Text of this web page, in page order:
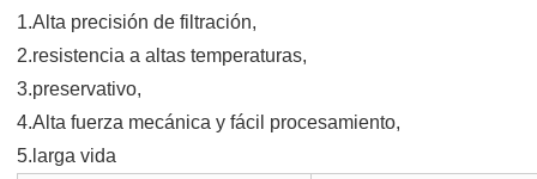
1.Alta precisión de filtración,
2.resistencia a altas temperaturas,
3.preservativo,
4.Alta fuerza mecánica y fácil procesamiento,
5.larga vida